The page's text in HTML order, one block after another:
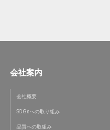
会社案内
会社概要
SDGsへの取り組み
品質への取組み